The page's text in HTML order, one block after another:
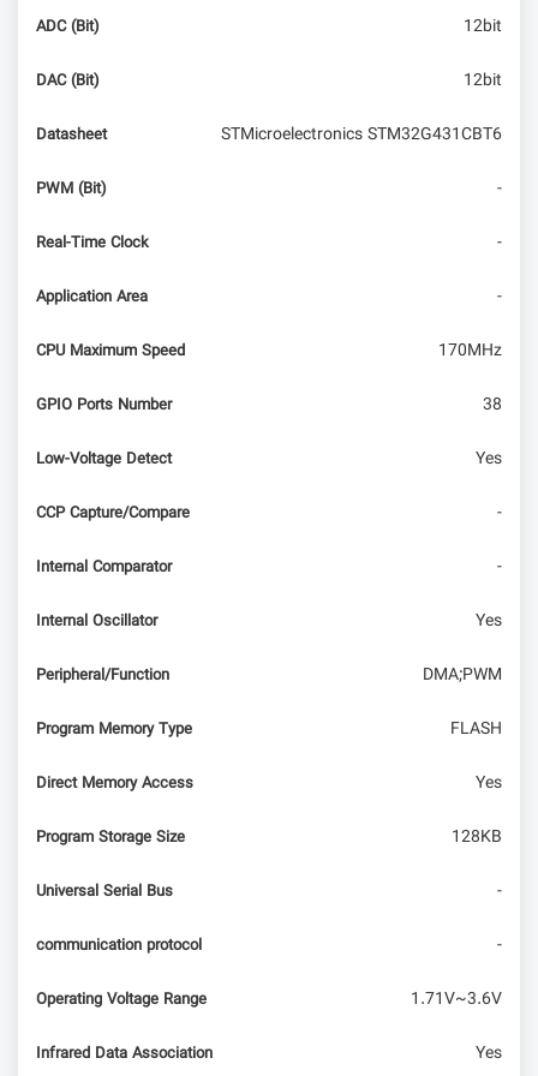
ADC (Bit) 12bit
DAC (Bit) 12bit
Datasheet STMicroelectronics STM32G431CBT6
PWM (Bit) -
Real-Time Clock -
Application Area -
CPU Maximum Speed 170MHz
GPIO Ports Number 38
Low-Voltage Detect Yes
CCP Capture/Compare -
Internal Comparator -
Internal Oscillator Yes
Peripheral/Function DMA;PWM
Program Memory Type FLASH
Direct Memory Access Yes
Program Storage Size 128KB
Universal Serial Bus -
communication protocol -
Operating Voltage Range 1.71V~3.6V
Infrared Data Association Yes